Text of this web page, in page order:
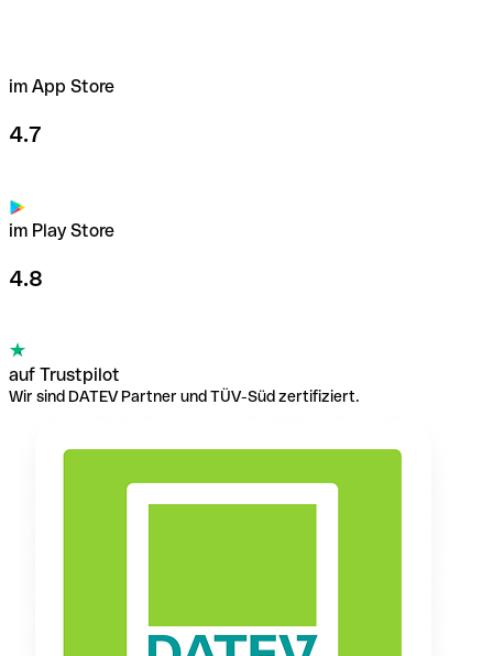
im App Store
4.7
im Play Store
4.8
auf Trustpilot
Wir sind DATEV Partner und TÜV-Süd zertifiziert.